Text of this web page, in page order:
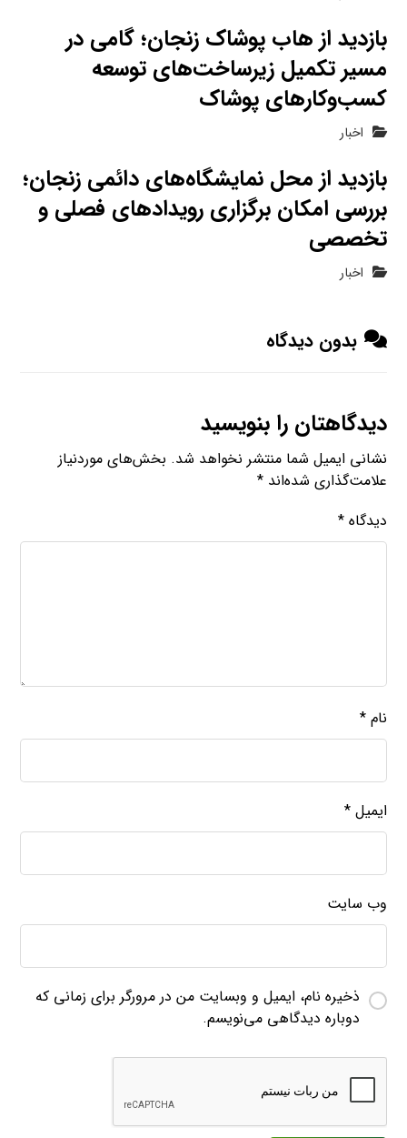
بازدید از هاب پوشاک زنجان؛ گامی در
مسیر تکمیل زیرساخت‌های توسعه
کسب‌وکارهای پوشاک
اخبار
بازدید از محل نمایشگاه‌های دائمی زنجان؛
بررسی امکان برگزاری رویدادهای فصلی و
تخصصی
اخبار
بدون دیدگاه
دیدگاهتان را بنویسید
نشانی ایمیل شما منتشر نخواهد شد. بخش‌های موردنیاز
علامت‌گذاری شده‌اند*
دیدگاه*
نام*
ایمیل*
وب‌ سایت
ذخیره نام، ایمیل و وبسایت من در مرورگر برای زمانی که
دوباره دیدگاهی می‌نویسم.